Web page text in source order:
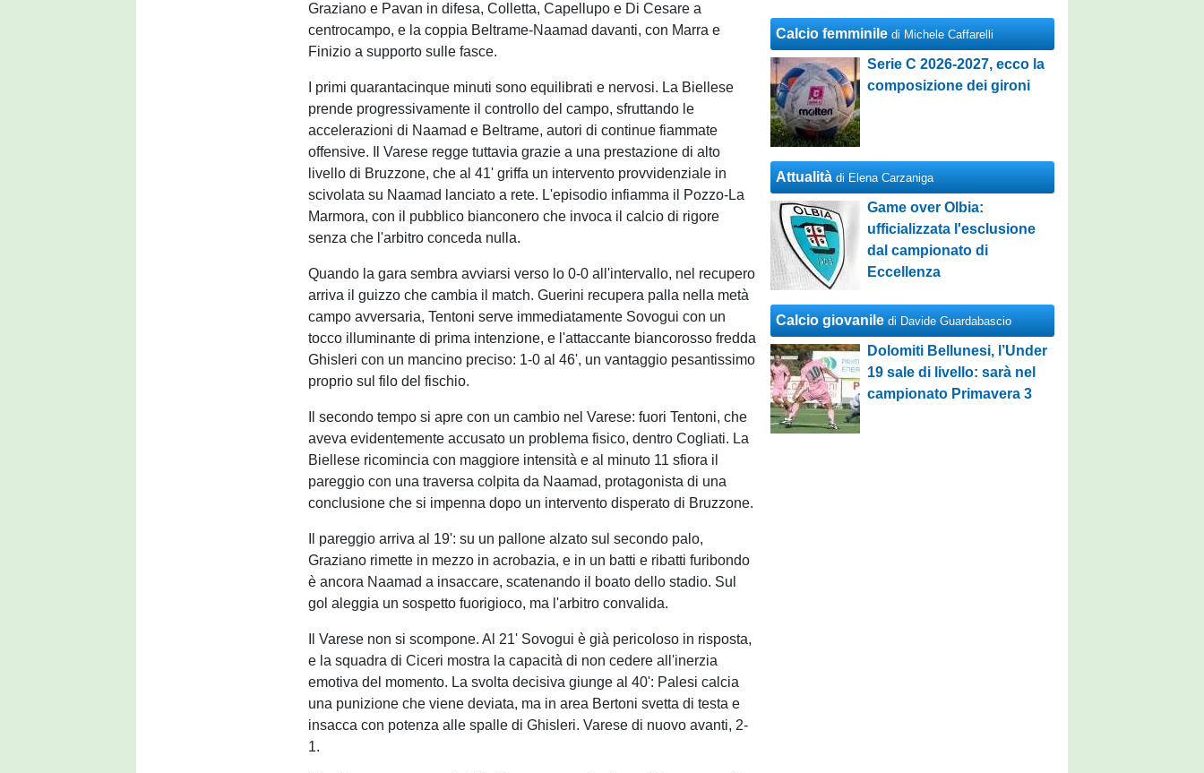
Graziano e Pavan in difesa, Colletta, Capellupo e Di Cesare a
centrocampo, e la coppia Beltrame-Naamad davanti, con Marra e
Finizio a supporto sulle fasce.
I primi quarantacinque minuti sono equilibrati e nervosi. La Biellese
prende progressivamente il controllo del campo, sfruttando le
accelerazioni di Naamad e Beltrame, autori di continue fiammate
offensive. Il Varese regge tuttavia grazie a una prestazione di alto
livello di Bruzzone, che al 41' griffa un intervento provvidenziale in
scivolata su Naamad lanciato a rete. L'episodio infiamma il Pozzo-La
Marmora, con il pubblico bianconero che invoca il calcio di rigore
senza che l'arbitro conceda nulla.
Quando la gara sembra avviarsi verso lo 0-0 all'intervallo, nel recupero
arriva il guizzo che cambia il match. Guerini recupera palla nella metà
campo avversaria, Tentoni serve immediatamente Sovogui con un
tocco illuminante di prima intenzione, e l'attaccante biancorosso fredda
Ghisleri con un mancino preciso: 1-0 al 46', un vantaggio pesantissimo
proprio sul filo del fischio.
Il secondo tempo si apre con un cambio nel Varese: fuori Tentoni, che
aveva evidentemente accusato un problema fisico, dentro Cogliati. La
Biellese ricomincia con maggiore intensità e al minuto 11 sfiora il
pareggio con una traversa colpita da Naamad, protagonista di una
conclusione che si impenna dopo un intervento disperato di Bruzzone.
Il pareggio arriva al 19': su un pallone alzato sul secondo palo,
Graziano rimette in mezzo in acrobazia, e in un batti e ribatti furibondo
è ancora Naamad a insaccare, scatenando il boato dello stadio. Sul
gol aleggia un sospetto fuorigioco, ma l'arbitro convalida.
Il Varese non si scompone. Al 21' Sovogui è già pericoloso in risposta,
e la squadra di Ciceri mostra la capacità di non cedere all'inerzia
emotiva del momento. La svolta decisiva giunge al 40': Palesi calcia
una punizione che viene deviata, ma in area Bertoni svetta di testa e
insacca con potenza alle spalle di Ghisleri. Varese di nuovo avanti, 2-
1.
Calcio femminile di Michele Caffarelli
Serie C 2026-2027, ecco la
composizione dei gironi
Attualità di Elena Carzaniga
Game over Olbia:
ufficializzata l'esclusione
dal campionato di
Eccellenza
Calcio giovanile di Davide Guardabascio
Dolomiti Bellunesi, l’Under
19 sale di livello: sarà nel
campionato Primavera 3